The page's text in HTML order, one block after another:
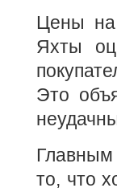
Цены на
Яхты
Это
то, что